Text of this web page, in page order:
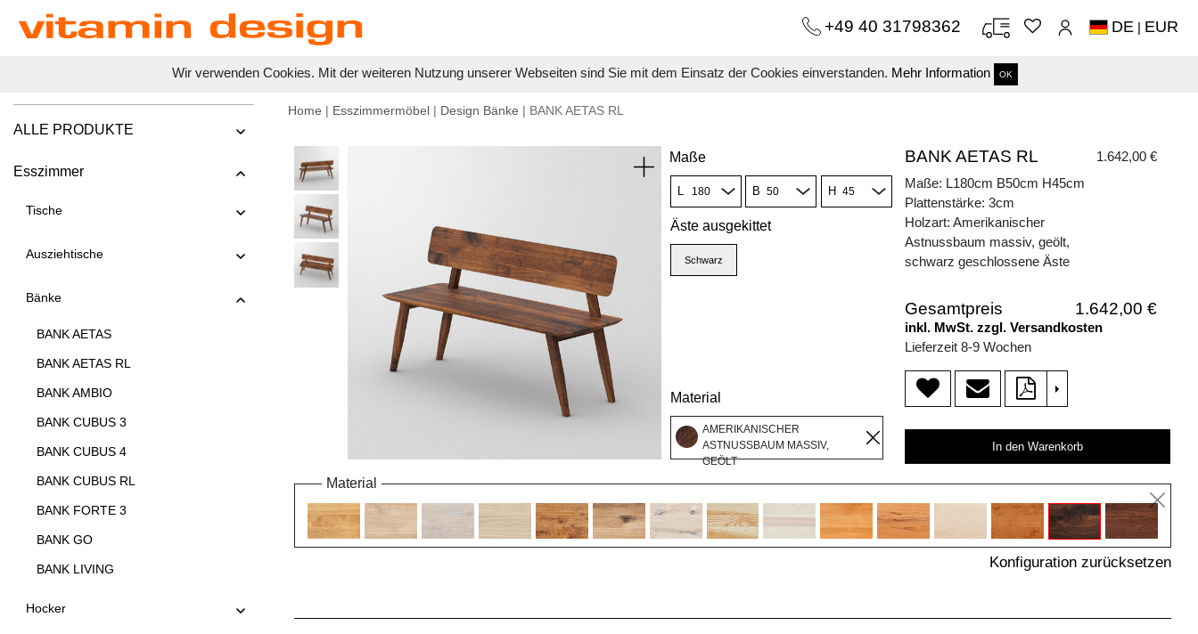
Wir verwenden Cookies. Mit der weiteren Nutzung unserer Webseiten sind Sie mit dem Einsatz der Cookies einverstanden. Mehr Information OK
+49 40 31798362 DE | EUR
ALLE PRODUKTE
Esszimmer
Tische
Ausziehtische
Bänke
BANK AETAS
BANK AETAS RL
BANK AMBIO
BANK CUBUS 3
BANK CUBUS 4
BANK CUBUS RL
BANK FORTE 3
BANK GO
BANK LIVING
Hocker
Home | Esszimmermöbel | Design Bänke | BANK AETAS RL
Maße
L B H
Äste ausgekittet
Schwarz
Material
AMERIKANISCHER
ASTNUSSBAUM MASSIV,
GEÖLT
BANK AETAS RL
1.642,00 €
Maße: L180cm B50cm H45cm
Plattenstärke: 3cm
Holzart: Amerikanischer
Astnussbaum massiv, geölt,
schwarz geschlossene Äste
Gesamtpreis 1.642,00 €
inkl. MwSt. zzgl. Versandkosten
Lieferzeit 8-9 Wochen
>
In den Warenkorb
Material
Konfiguration zurücksetzen